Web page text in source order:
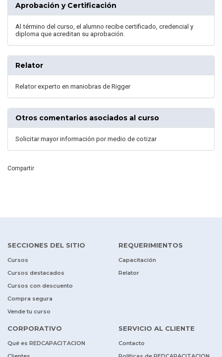
Aprobación y Certificación
Al término del curso, el alumno recibe certificado, credencial y
diploma que acreditan su aprobación.
Relator
Relator experto en maniobras de Rigger
Otros comentarios asociados al curso
Solicitar mayor información por medio de cotizar
Compartir
SECCIONES DEL SITIO
Cursos
Cursos destacados
Cursos con descuento
Compra segura
Vende tu curso
REQUERIMIENTOS
Capacitación
Relator
CORPORATIVO
Qué es REDCAPACITACION
SERVICIO AL CLIENTE
Contacto